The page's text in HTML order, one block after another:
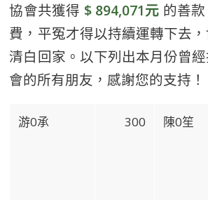
協會共獲得 $ 894,071元 的善
費，平冤才得以持續運轉下去
清白回家。以下列出本月份曾
會的所有朋友，感謝您的支持！
游0承 300 陳0笙